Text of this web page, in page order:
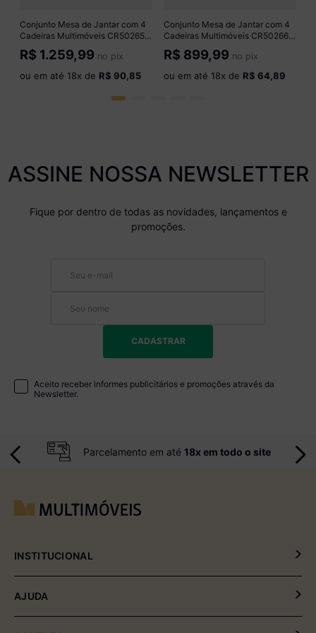
Conjunto Mesa de Jantar com 4
Cadeiras Multimóveis CR50265
Cromado/Branco/Preto
R$ 1.259,99 no pix
ou em até 18x de R$ 90,85
Conjunto Mesa de Jantar com 4
Cadeiras Multimóveis CR50266
Branco/Preto
R$ 899,99 no pix
ou em até 18x de R$ 64,89
ASSINE NOSSA NEWSLETTER
Fique por dentro de todas as novidades, lançamentos e
promoções.
CADASTRAR
Aceito receber informes publicitários e promoções através da
Newsletter.
Parcelamento em até 18x em todo o site
INSTITUCIONAL
Política de Entrega e Devolução
AJUDA